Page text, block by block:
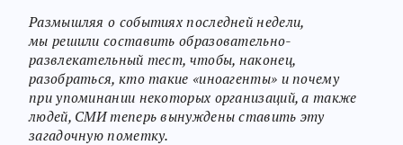
Размышляя о событиях последней недели,
мы решили составить образовательно-
развлекательный тест, чтобы, наконец,
разобраться, кто такие «иноагенты» и почему
при упоминании некоторых организаций, а также
людей, СМИ теперь вынуждены ставить эту
загадочную пометку.